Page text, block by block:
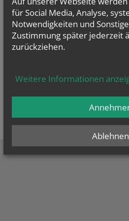
für Social Media, Analyse,
Notwendigkeiten und
Zustimmung später jederzeit
zurückziehen.
Weitere Informationen
Ablehnen